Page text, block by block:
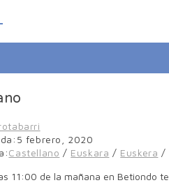
5 febrero, 2020
Castellano / Euskara / Euskera /
11:00 de la mañana en Betiondo